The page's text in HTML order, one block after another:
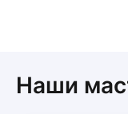
Наши